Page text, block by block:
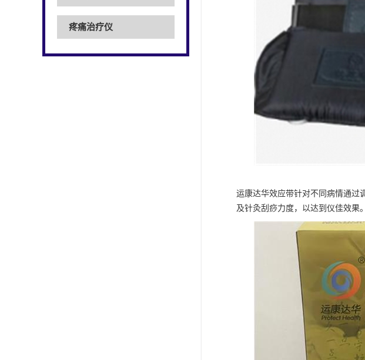
疼痛治疗仪
运康达华效应带针对不同病情通过
及针灸刮痧力度，以达到仪佳效果。